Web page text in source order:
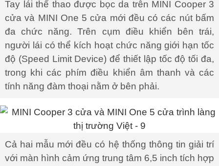
Tay lái thể thao được bọc da trên MINI Cooper 3
cửa và MINI One 5 cửa mới đều có các nút bấm
đa chức năng. Trên cụm điều khiển bên trái,
người lái có thể kích hoạt chức năng giới hạn tốc
độ (Speed Limit Device) để thiết lập tốc độ tối đa,
trong khi các phím điều khiển âm thanh và các
tính năng đàm thoại nằm ở bên phải.
Cả hai mẫu mới đều có hệ thống thông tin giải trí
với màn hình cảm ứng trung tâm 6,5 inch tích hợp